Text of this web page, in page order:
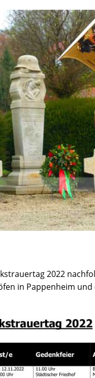
VERANSTALTUNGEN
]
Kanonendonner und
VERANSTALTUNGEN
] Sommerabendmusik mit
KIRCHEN
2022
in Pappenheim